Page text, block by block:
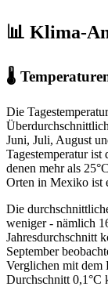
📊 Klima-
🌡
Die
Juni, Juli, August
Tagestemperatur ist
denen mehr als
Orten in Mexiko ist
Die
weniger - nämlich
Jahresdurchschnitt
September
Verglichen mit dem
Durchschnitt 0,1°C